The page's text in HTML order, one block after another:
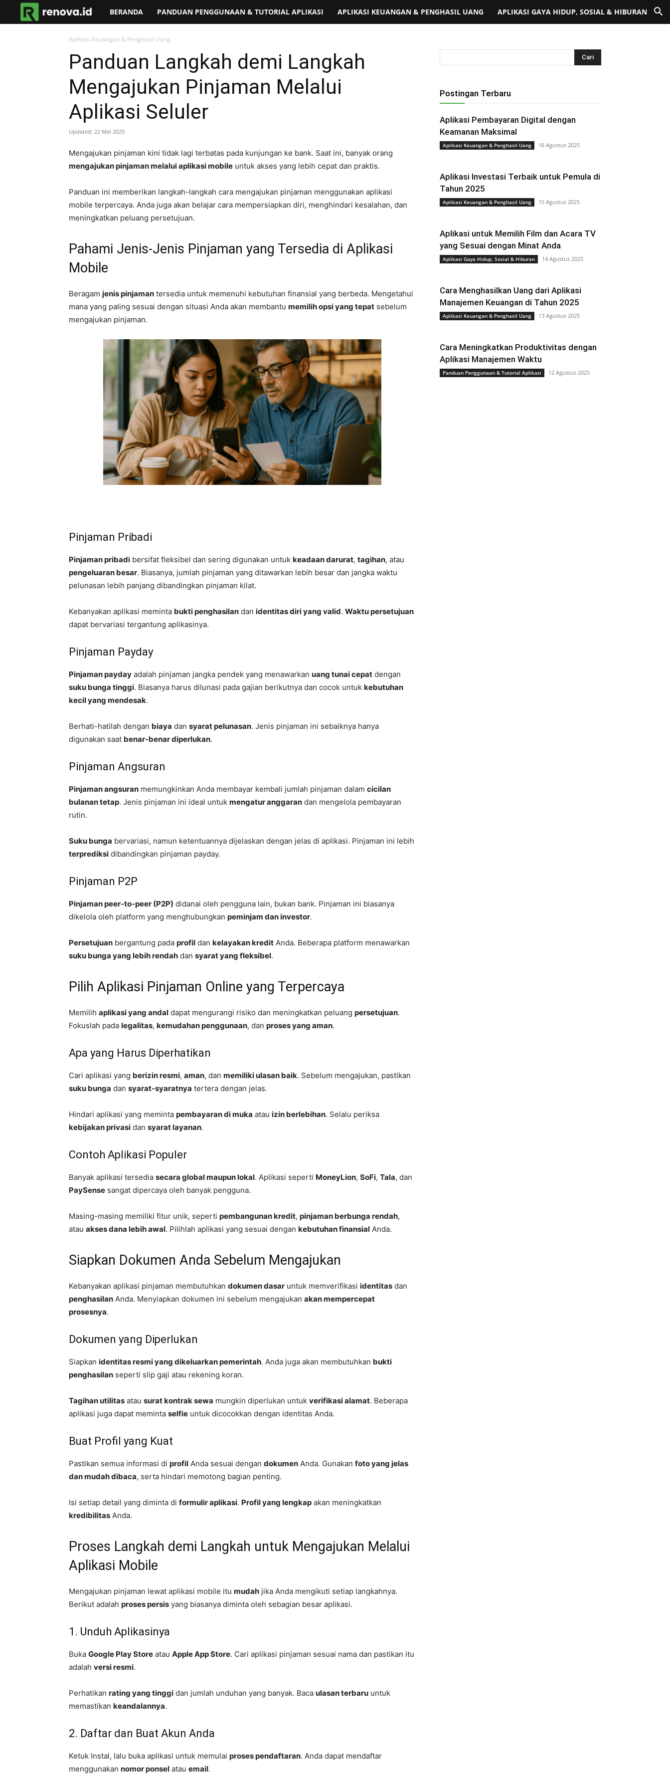
renova.id
BERANDA PANDUAN PENGGUNAAN & TUTORIAL APLIKASI APLIKASI KEUANGAN & PENGHASIL UANG APLIKASI GAYA HIDUP, SOSIAL & HIBURAN
Aplikasi Keuangan & Penghasil Uang
Panduan Langkah demi Langkah
Mengajukan Pinjaman Melalui
Aplikasi Seluler
Updated: 22 Mei 2025
Mengajukan pinjaman kini tidak lagi terbatas pada kunjungan ke bank. Saat ini, banyak orang
mengajukan pinjaman melalui aplikasi mobile untuk akses yang lebih cepat dan praktis.
Panduan ini memberikan langkah-langkah cara mengajukan pinjaman menggunakan aplikasi
mobile terpercaya. Anda juga akan belajar cara mempersiapkan diri, menghindari kesalahan, dan
meningkatkan peluang persetujuan.
Pahami Jenis-Jenis Pinjaman yang Tersedia di Aplikasi
Mobile
Beragam jenis pinjaman tersedia untuk memenuhi kebutuhan finansial yang berbeda. Mengetahui
mana yang paling sesuai dengan situasi Anda akan membantu memilih opsi yang tepat sebelum
mengajukan pinjaman.
Pinjaman Pribadi
Pinjaman pribadi bersifat fleksibel dan sering digunakan untuk keadaan darurat, tagihan, atau
pengeluaran besar. Biasanya, jumlah pinjaman yang ditawarkan lebih besar dan jangka waktu
pelunasan lebih panjang dibandingkan pinjaman kilat.
Kebanyakan aplikasi meminta bukti penghasilan dan identitas diri yang valid. Waktu persetujuan
dapat bervariasi tergantung aplikasinya.
Pinjaman Payday
Pinjaman payday adalah pinjaman jangka pendek yang menawarkan uang tunai cepat dengan
suku bunga tinggi. Biasanya harus dilunasi pada gajian berikutnya dan cocok untuk kebutuhan
kecil yang mendesak.
Berhati-hatilah dengan biaya dan syarat pelunasan. Jenis pinjaman ini sebaiknya hanya
digunakan saat benar-benar diperlukan.
Pinjaman Angsuran
Pinjaman angsuran memungkinkan Anda membayar kembali jumlah pinjaman dalam cicilan
bulanan tetap. Jenis pinjaman ini ideal untuk mengatur anggaran dan mengelola pembayaran
rutin.
Suku bunga bervariasi, namun ketentuannya dijelaskan dengan jelas di aplikasi. Pinjaman ini lebih
terprediksi dibandingkan pinjaman payday.
Pinjaman P2P
Pinjaman peer-to-peer (P2P) didanai oleh pengguna lain, bukan bank. Pinjaman ini biasanya
dikelola oleh platform yang menghubungkan peminjam dan investor.
Persetujuan bergantung pada profil dan kelayakan kredit Anda. Beberapa platform menawarkan
suku bunga yang lebih rendah dan syarat yang fleksibel.
Pilih Aplikasi Pinjaman Online yang Terpercaya
Memilih aplikasi yang andal dapat mengurangi risiko dan meningkatkan peluang persetujuan.
Fokuslah pada legalitas, kemudahan penggunaan, dan proses yang aman.
Apa yang Harus Diperhatikan
Cari aplikasi yang berizin resmi, aman, dan memiliki ulasan baik. Sebelum mengajukan, pastikan
suku bunga dan syarat-syaratnya tertera dengan jelas.
Hindari aplikasi yang meminta pembayaran di muka atau izin berlebihan. Selalu periksa
kebijakan privasi dan syarat layanan.
Contoh Aplikasi Populer
Banyak aplikasi tersedia secara global maupun lokal. Aplikasi seperti MoneyLion, SoFi, Tala, dan
PaySense sangat dipercaya oleh banyak pengguna.
Masing-masing memiliki fitur unik, seperti pembangunan kredit, pinjaman berbunga rendah,
atau akses dana lebih awal. Pilihlah aplikasi yang sesuai dengan kebutuhan finansial Anda.
Siapkan Dokumen Anda Sebelum Mengajukan
Kebanyakan aplikasi pinjaman membutuhkan dokumen dasar untuk memverifikasi identitas dan
penghasilan Anda. Menyiapkan dokumen ini sebelum mengajukan akan mempercepat
prosesnya.
Dokumen yang Diperlukan
Siapkan identitas resmi yang dikeluarkan pemerintah. Anda juga akan membutuhkan bukti
penghasilan seperti slip gaji atau rekening koran.
Tagihan utilitas atau surat kontrak sewa mungkin diperlukan untuk verifikasi alamat. Beberapa
aplikasi juga dapat meminta selfie untuk dicocokkan dengan identitas Anda.
Buat Profil yang Kuat
Pastikan semua informasi di profil Anda sesuai dengan dokumen Anda. Gunakan foto yang jelas
dan mudah dibaca, serta hindari memotong bagian penting.
Isi setiap detail yang diminta di formulir aplikasi. Profil yang lengkap akan meningkatkan
kredibilitas Anda.
Proses Langkah demi Langkah untuk Mengajukan Melalui
Aplikasi Mobile
Mengajukan pinjaman lewat aplikasi mobile itu mudah jika Anda mengikuti setiap langkahnya.
Berikut adalah proses persis yang biasanya diminta oleh sebagian besar aplikasi.
1. Unduh Aplikasinya
Buka Google Play Store atau Apple App Store. Cari aplikasi pinjaman sesuai nama dan pastikan itu
adalah versi resmi.
Perhatikan rating yang tinggi dan jumlah unduhan yang banyak. Baca ulasan terbaru untuk
memastikan keandalannya.
2. Daftar dan Buat Akun Anda
Ketuk Instal, lalu buka aplikasi untuk memulai proses pendaftaran. Anda dapat mendaftar
menggunakan nomor ponsel atau email.
Postingan Terbaru
Aplikasi Pembayaran Digital dengan
Keamanan Maksimal
Aplikasi Keuangan & Penghasil Uang 16 Agustus 2025
Aplikasi Investasi Terbaik untuk Pemula di
Tahun 2025
Aplikasi Keuangan & Penghasil Uang 15 Agustus 2025
Aplikasi untuk Memilih Film dan Acara TV
yang Sesuai dengan Minat Anda
Aplikasi Gaya Hidup, Sosial & Hiburan 14 Agustus 2025
Cara Menghasilkan Uang dari Aplikasi
Manajemen Keuangan di Tahun 2025
Aplikasi Keuangan & Penghasil Uang 13 Agustus 2025
Cara Meningkatkan Produktivitas dengan
Aplikasi Manajemen Waktu
Panduan Penggunaan & Tutorial Aplikasi 12 Agustus 2025